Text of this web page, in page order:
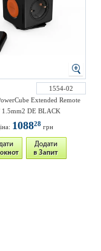
1554-02
Extended Remote
1.5mm2 DE BLACK
108828 грн